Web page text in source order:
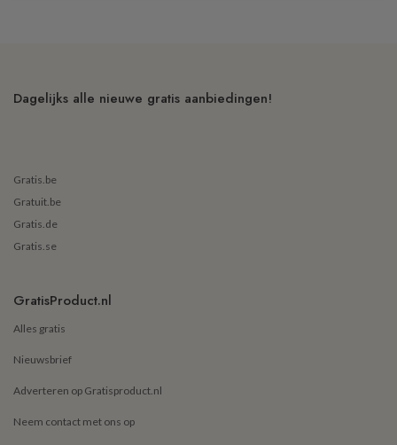
Dagelijks alle nieuwe gratis aanbiedingen!
Gratis.be
Gratuit.be
Gratis.de
Gratis.se
GratisProduct.nl
Alles gratis
Nieuwsbrief
Adverteren op Gratisproduct.nl
Neem contact met ons op